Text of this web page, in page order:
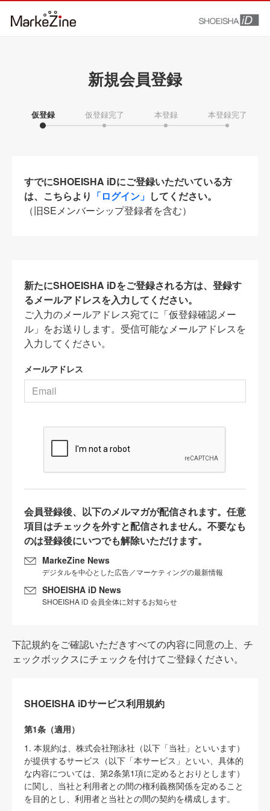
新規会員登録
仮登録 仮登録完了 本登録 本登録完了
すでにSHOEISHA iDにご登録いただいている方
は、こちらより 「ログイン」 してください。
（旧SEメンバーシップ登録者を含む）
新たにSHOEISHA iDをご登録される方は、登録す
るメールアドレスを入力してください。
ご入力のメールアドレス宛てに「仮登録確認メー
ル」をお送りします。受信可能なメールアドレスを
入力してください。
メールアドレス
会員登録後、以下のメルマガが配信されます。任意
項目はチェックを外すと配信されません。不要なも
のは登録後にいつでも解除いただけます。
MarkeZine News
デジタルを中心とした広告／マーケティングの最新情報
SHOEISHA iD News
SHOEISHA iD 会員全体に対するお知らせ
下記規約をご確認いただきすべての内容に同意の上、チ
ェックボックスにチェックを付けてご登録ください。
SHOEISHA iDサービス利用規約
第1条（適用）
1. 本規約は、株式会社翔泳社（以下「当社」といいます）
が提供するサービス（以下「本サービス」といい、具体的
な内容については、第2条第1項に定めるとおりとします）
に関し、当社と利用者との間の権利義務関係を定めること
を目的とし、利用者と当社との間の契約を構成します。